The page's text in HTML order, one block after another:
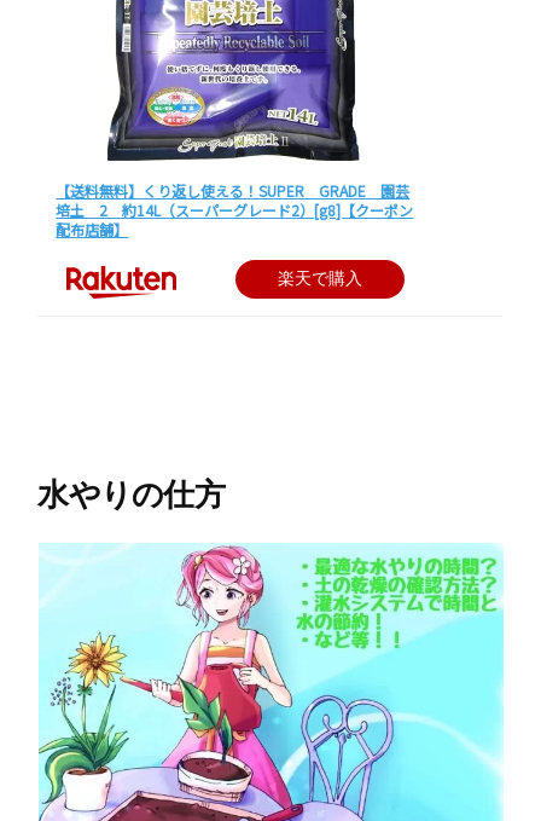
【送料無料】くり返し使える！SUPER GRADE 園芸
培土 2 約14L（スーパーグレード2）[g8]【クーポン
配布店舗】
楽天で購入
水やりの仕方